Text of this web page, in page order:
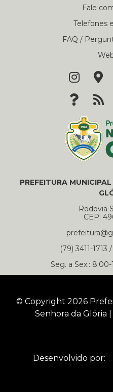
Fale
Telefones
FAQ /
PREFEITURA
Rodovia
CEP:
(79) 3411-
Seg. a Sex.:
© Copyright 2026
Senhora da Glória
Desenvolvido por: